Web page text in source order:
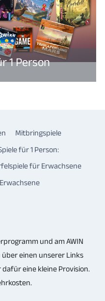
1 Person
Mitbringspiele
für 1 Person:
für Erwachsene
und am AWIN
einen unserer Links
eine kleine Provision.